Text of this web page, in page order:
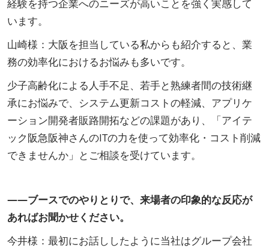
経験を持つ企業へのニーズが高いことを強く実感して
います。
山崎様：大阪を担当している私からも紹介すると、業
務の効率化におけるお悩みも多いです。
少子高齢化による人手不足、若手と熟練者間の技術継
承にお悩みで、システム更新コストの軽減、アプリケ
ーション開発者販路開拓などの課題があり、「アイテ
ック阪急阪神さんのITの力を使って効率化・コスト削減
できませんか」とご相談を受けています。
――ブースでのやりとりで、来場者の印象的な反応が
あればお聞かせください。
今井様：最初にお話ししたように当社はグループ会社